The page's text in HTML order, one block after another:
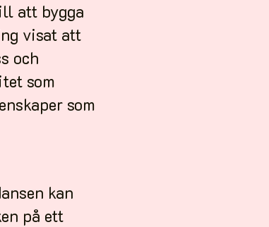
att bygga
visat att
och
som
som
kan
på ett